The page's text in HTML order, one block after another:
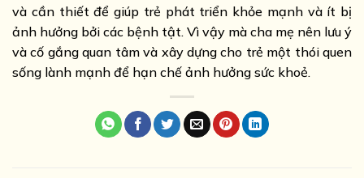
và cần thiết để giúp trẻ phát triển khỏe mạnh và ít bị
ảnh hưởng bởi các bệnh tật. Vì vậy mà cha mẹ nên lưu ý
và cố gắng quan tâm và xây dựng cho trẻ một thói quen
sống lành mạnh để hạn chế ảnh hưởng sức khoẻ.